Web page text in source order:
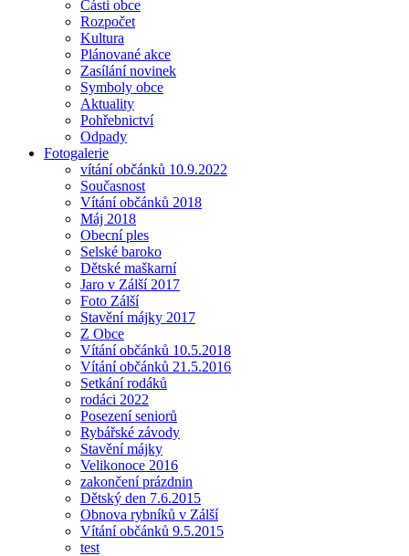
Části obce
Rozpočet
Kultura
Plánované akce
Zasílání novinek
Symboly obce
Aktuality
Pohřebnictví
Odpady
Fotogalerie
vítání občánků 10.9.2022
Současnost
Vítání občánků 2018
Máj 2018
Obecní ples
Selské baroko
Dětské maškarní
Jaro v Zálší 2017
Foto Zálší
Stavění májky 2017
Z Obce
Vítání občánků 10.5.2018
Vítání občánků 21.5.2016
Setkání rodáků
rodáci 2022
Posezení seniorů
Rybářské závody
Stavění májky
Velikonoce 2016
zakončení prázdnin
Dětský den 7.6.2015
Obnova rybníků v Zálší
Vítání občánků 9.5.2015
test